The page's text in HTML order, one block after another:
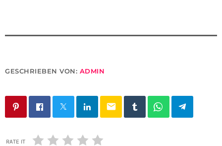
GESCHRIEBEN VON: ADMIN
email
RATE IT